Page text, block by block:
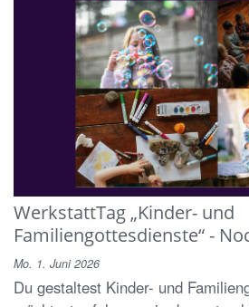
WerkstattTag „Kinder- und
Familiengottesdienste“ -
Mo. 1. Juni 2026
Du gestaltest Kinder- und